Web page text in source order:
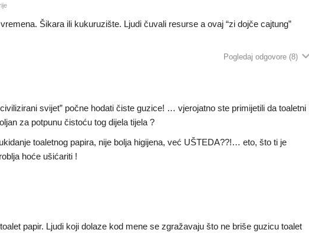
Šikara ili kukuruzište. Ljudi čuvali resurse a ovaj “zi dojče cajtung”
Pogledaj odgovore (8)
svijet” počne hodati čiste guzice! … vjerojatno ste primijetili da toaletni
za potpunu čistoću tog dijela tijela ?
toaletnog papira, nije bolja higijena, već UŠTEDA??!… eto, što ti je
hoće ušićariti !
papir. Ljudi koji dolaze kod mene se zgražavaju što ne briše guzicu toalet